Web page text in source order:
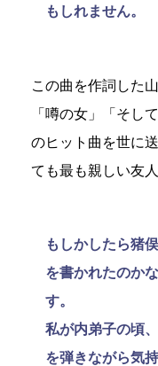
もしれません。
この曲を作詞した
「噂の女」「そし
のヒット曲を世に
ても最も親しい友
もしかしたら猪
を書かれたのか
す。
私が内弟子の頃
を弾きながら気